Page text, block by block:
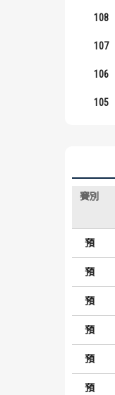
108
107
106
105
賽別
預
預
預
預
預
預